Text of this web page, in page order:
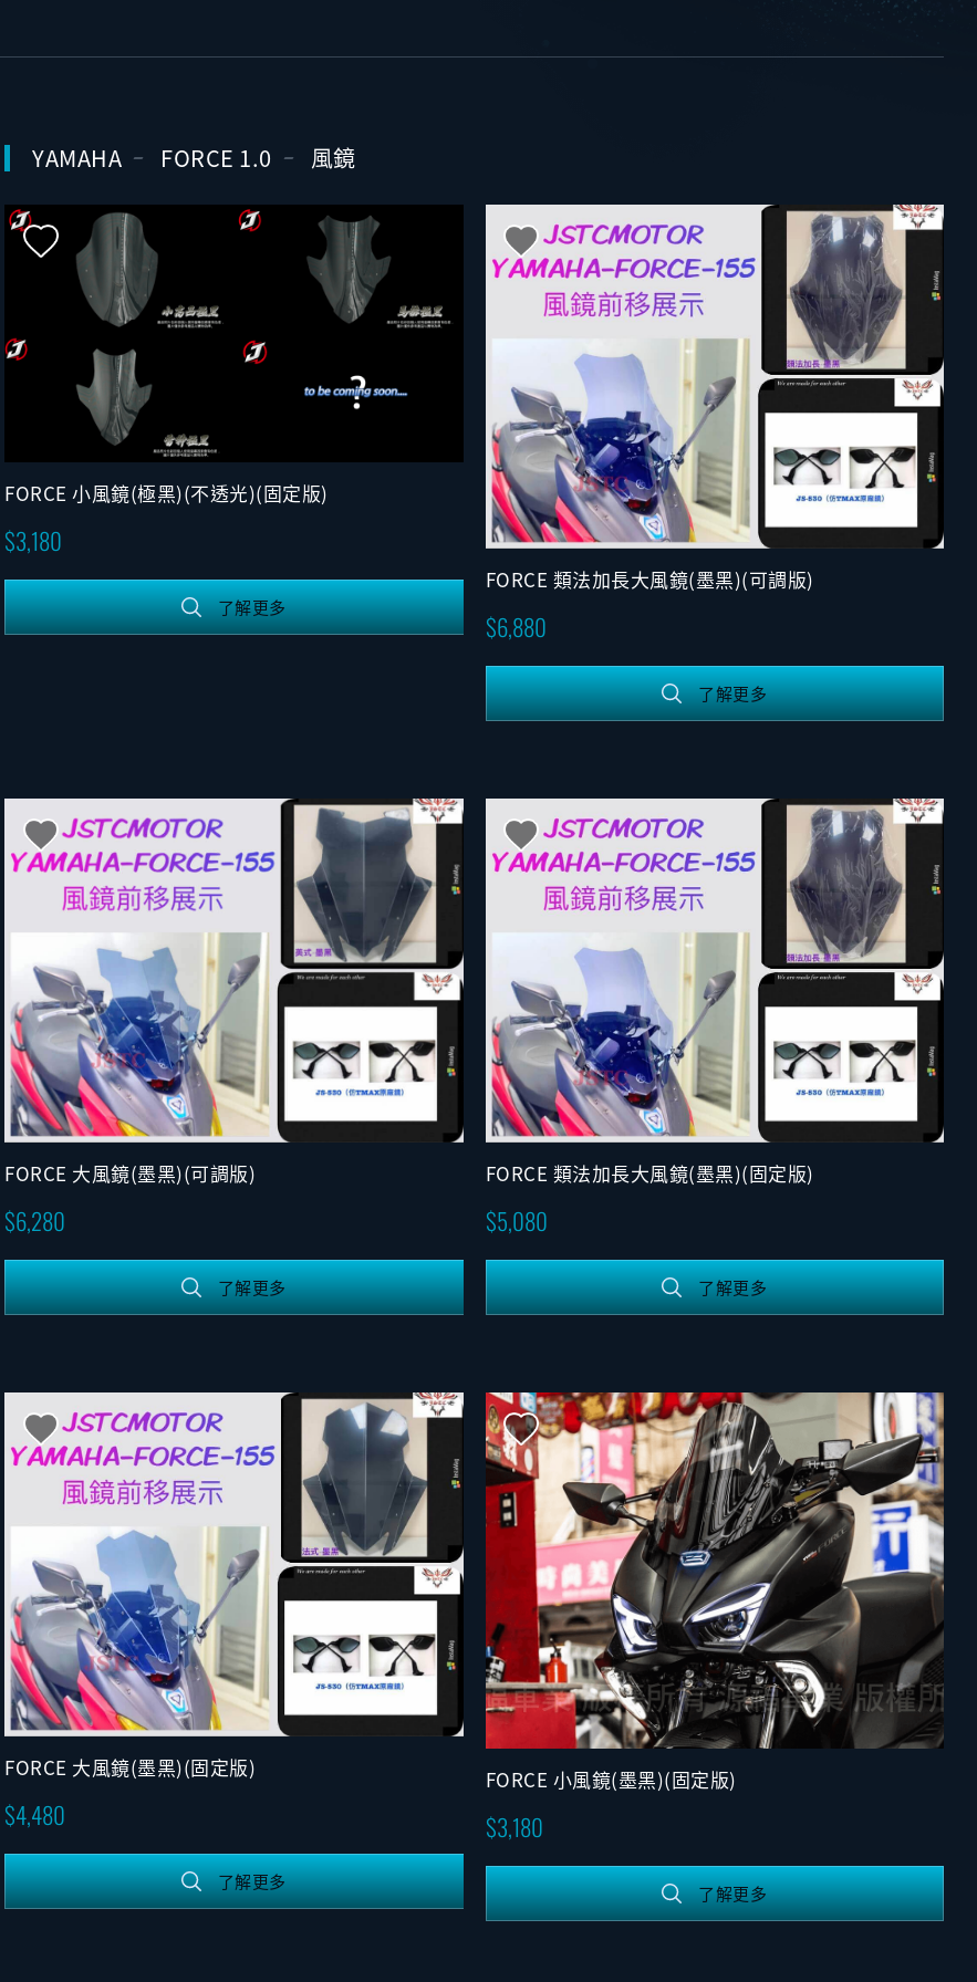
YAMAHA FORCE 1.0 風鏡
FORCE 小風鏡(極黑)(不透光)(固定版)
3,180
了解更多
FORCE 類法加長大風鏡(墨黑)(可調版)
6,880
了解更多
FORCE 大風鏡(墨黑)(可調版)
6,280
了解更多
FORCE 類法加長大風鏡(墨黑)(固定版)
5,080
了解更多
FORCE 大風鏡(墨黑)(固定版)
4,480
了解更多
FORCE 小風鏡(墨黑)(固定版)
3,180
了解更多